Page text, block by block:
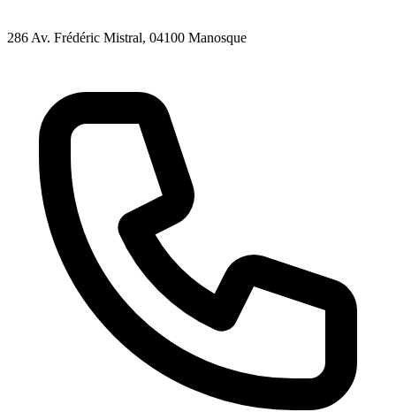
286 Av. Frédéric Mistral, 04100 Manosque